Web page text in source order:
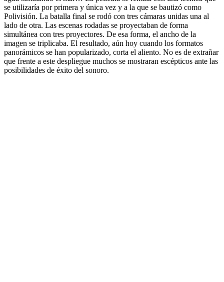
se utilizaría por primera y única vez y a la que se bautizó como
Polivisión. La batalla final se rodó con tres cámaras unidas una al
lado de otra. Las escenas rodadas se proyectaban de forma
simultánea con tres proyectores. De esa forma, el ancho de la
imagen se triplicaba. El resultado, aún hoy cuando los formatos
panorámicos se han popularizado, corta el aliento. No es de extrañar
que frente a este despliegue muchos se mostraran escépticos ante las
posibilidades de éxito del sonoro.